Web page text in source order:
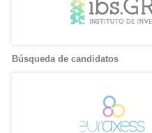
Búsqueda de candidatos